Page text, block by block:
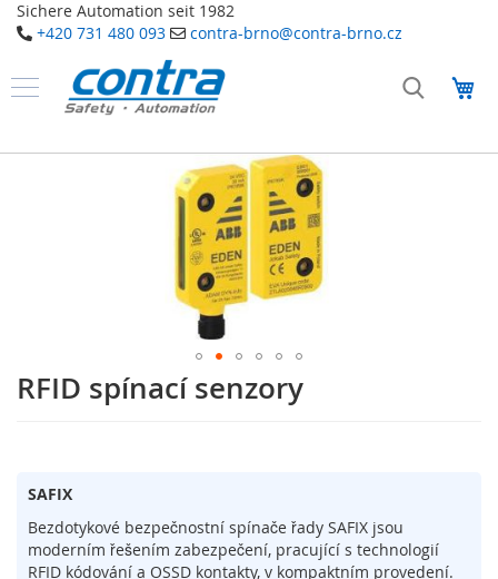
Sichere Automation seit 1982
+420 731 480 093
contra-brno@contra-brno.cz
na
obsahProdukty
B
t
o
o
g
i
RFID spínací senzory
Přeskočit
na
obrázky
SAFIX
Bezdotykové bezpečnostní spínače řady SAFIX jsou
moderním řešením zabezpečení, pracující s technologií
RFID kódování a OSSD kontakty, v kompaktním provedení.